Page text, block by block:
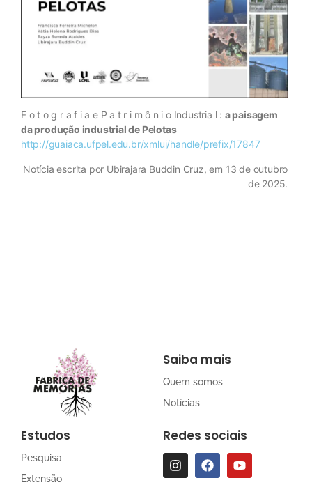
F o t o g r a f i a e P a t r i m ô n i o Industria l : a paisagem
da produção industrial de Pelotas
http://guaiaca.ufpel.edu.br/xmlui/handle/prefix/17847
Notícia escrita por Ubirajara Buddin Cruz, em 13 de outubro
de 2025.
Saiba mais
Quem somos
Notícias
Estudos
Pesquisa
Extensão
Redes sociais